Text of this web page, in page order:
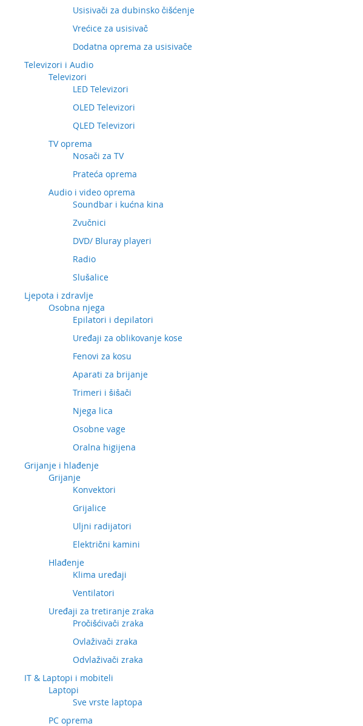
Usisivači za dubinsko čišćenje
Vrećice za usisivač
Dodatna oprema za usisivače
Televizori i Audio
Televizori
LED Televizori
OLED Televizori
QLED Televizori
TV oprema
Nosači za TV
Prateća oprema
Audio i video oprema
Soundbar i kućna kina
Zvučnici
DVD/ Bluray playeri
Radio
Slušalice
Ljepota i zdravlje
Osobna njega
Epilatori i depilatori
Uređaji za oblikovanje kose
Fenovi za kosu
Aparati za brijanje
Trimeri i šišači
Njega lica
Osobne vage
Oralna higijena
Grijanje i hlađenje
Grijanje
Konvektori
Grijalice
Uljni radijatori
Električni kamini
Hlađenje
Klima uređaji
Ventilatori
Uređaji za tretiranje zraka
Pročišćivači zraka
Ovlaživači zraka
Odvlaživači zraka
IT & Laptopi i mobiteli
Laptopi
Sve vrste laptopa
PC oprema